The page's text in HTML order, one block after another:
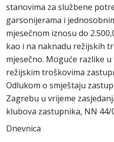
stanovima za službene
garsonijerama i
mjesečnom iznosu do
kao i na naknadu režijskih
mjesečno. Moguće razlike
režijskim troškovima
Odlukom o smještaju
Zagrebu u vrijeme
klubova zastupnika, NN
Dnevnica